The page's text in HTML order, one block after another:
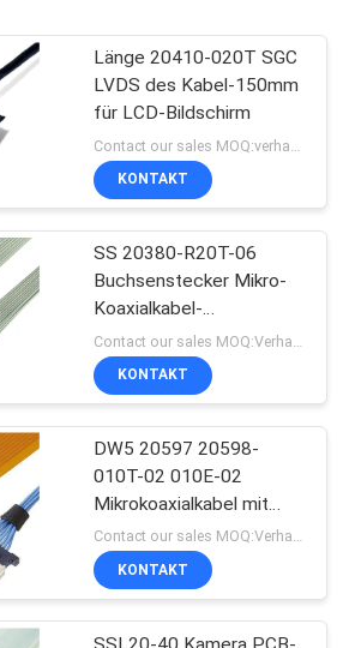
Länge 20410-020T SGC
LVDS des Kabel-150mm
für LCD-Bildschirm
KONTAKT
SS 20380-R20T-06
Buchsenstecker Mikro-
Koaxialkabel-
Steckverbinder
KONTAKT
DW5 20597 20598-
010T-02 010E-02
Mikrokoaxialkabel mit
Stecker
Contact our sales MOQ:Verhandelbar
KONTAKT